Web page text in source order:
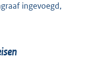
ingevoegd,